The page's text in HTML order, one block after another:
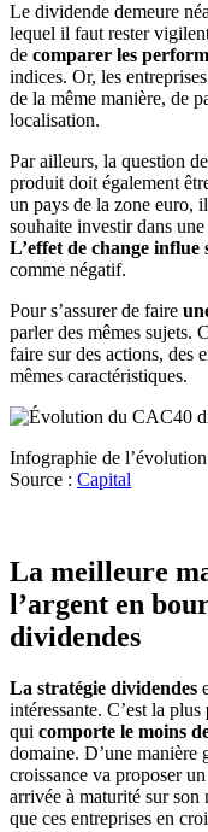
Le dividende demeure
lequel il faut rester
de comparer les
indices. Or, les
de la même manière, de
localisation.
Par ailleurs, la question de
produit doit également
un pays de la zone euro,
souhaite investir dans
L’effet de change
comme négatif.
Pour s’assurer de faire
parler des mêmes sujets.
faire sur des actions, des
mêmes caractéristiques.
Infographie de
Source : Capital
La meilleure
l’argent en
dividendes
La stratégie dividendes
intéressante. C’est la plus
qui comporte le moins
domaine. D’une manière
croissance va proposer
arrivée à maturité sur son
que ces entreprises en